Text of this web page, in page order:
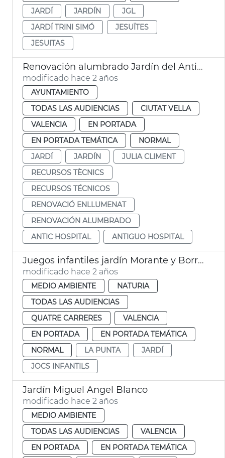
JARDÍ
JARDÍN
JGL
JARDÍ TRINI SIMÓ
JESUÏTES
JESUITAS
Renovación alumbrado Jardín del Antiguo Hospital
modificado hace 2 años
AYUNTAMIENTO
TODAS LAS AUDIENCIAS
CIUTAT VELLA
VALENCIA
EN PORTADA
EN PORTADA TEMÁTICA
NORMAL
JARDÍ
JARDÍN
JULIA CLIMENT
RECURSOS TÈCNICS
RECURSOS TÉCNICOS
RENOVACIÓ ENLLUMENAT
RENOVACIÓN ALUMBRADO
ANTIC HOSPITAL
ANTIGUO HOSPITAL
Juegos infantiles jardín Morante y Borrás de la Punta
modificado hace 2 años
MEDIO AMBIENTE
NATURIA
TODAS LAS AUDIENCIAS
QUATRE CARRERES
VALENCIA
EN PORTADA
EN PORTADA TEMÁTICA
NORMAL
LA PUNTA
JARDÍ
JOCS INFANTILS
Jardín Miguel Angel Blanco
modificado hace 2 años
MEDIO AMBIENTE
TODAS LAS AUDIENCIAS
VALENCIA
EN PORTADA
EN PORTADA TEMÁTICA